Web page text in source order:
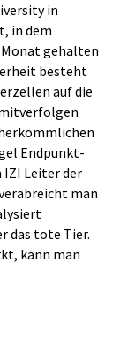
in
in dem
gehalten
besteht
auf die
Endpunkt-
IZI Leiter der
man
das tote Tier.
kann man